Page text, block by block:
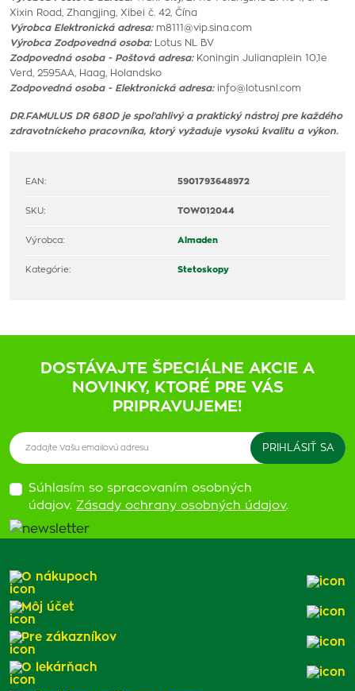
Xixin Road, Zhangjing, Xibei č. 42, Čína
Výrobca Elektronická adresa:m8111@vip.sina.com
Výrobca Zodpovedná osoba:Lotus NL BV
Zodpovedná osoba - Poštová adresa:Koningin Julianaplein 10,1e
Verd, 2595AA, Haag, Holandsko
Zodpovedná osoba - Elektronická adresa:info@lotusnl.com
DR.FAMULUS DR 680D je spoľahlivý a praktický nástroj pre každého
zdravotníckeho pracovníka, ktorý vyžaduje vysokú kvalitu a výkon.
EAN: 5901793648972
SKU: TOW012044
Výrobca: Almaden
Kategórie: Stetoskopy
DOSTÁVAJTE ŠPECIÁLNE AKCIE A
NOVINKY, KTORÉ PRE VÁS
PRIPRAVUJEME!
Súhlasím so spracovaním osobných
údajov. Zásady ochrany osobných údajov.
O nákupoch
Môj účet
Pre zákazníkov
O lekárňach